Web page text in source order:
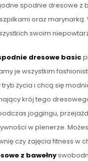
spodnie dresowe z
oraz marynarką.
swoim
dresowe basic
je wszystkim
życia i chcą się
krój tego
joggingu,
w plenerze.
czy zajęcia fitness w
z bawełny